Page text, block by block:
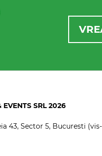
SRL 2026
43, Sector 5, Bucuresti